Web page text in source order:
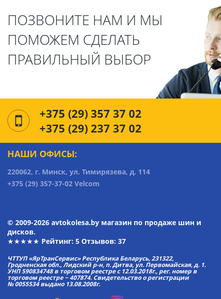
ПОЗВОНИТЕ НАМ И МЫ
ПОМОЖЕМ СДЕЛАТЬ
ПРАВИЛЬНЫЙ ВЫБОР
+375 (29) 357 37 02
+375 (29) 237 37 02
НАШИ ОФИСЫ:
220062, г. Минск, ул. Тимирязева, д. 114
+375 (29) 357-37-02 Velcom
© 2009-2026 avtokolesa.by магазин по продаже шин и
дисков.
★★★★★ Рейтинг: 5 Отзывов: 37
ЧТТУП «ЯрТранСервис» Республика Беларусь, 231322,
Гродненская обл., Лидский р-н, п. Дитва, ул. Первомайская, д. 1.
УНП 590834748 в торговом реестре с 12.03.2018г., рег. номер в
торговом реестре − 407874. Свидетельство о регистрации
№ 0055534 выдано 13.08.2008г.